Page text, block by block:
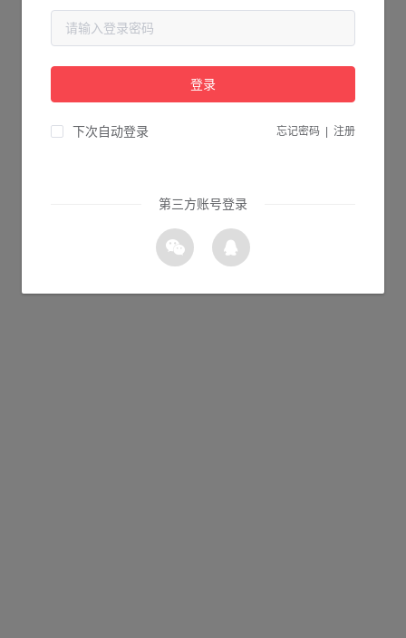
登录
下次自动登录 忘记密码 注册
第三方账号登录